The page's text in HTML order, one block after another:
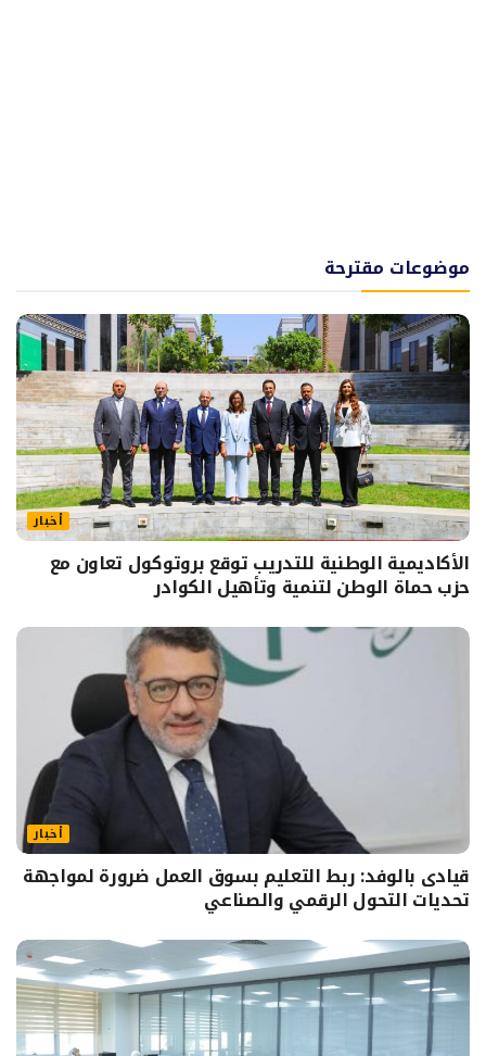
موضوعات مقترحة
أخبار
الأكاديمية الوطنية للتدريب توقع بروتوكول تعاون مع
حزب حماة الوطن لتنمية وتأهيل الكوادر
أخبار
قيادى بالوفد: ربط التعليم بسوق العمل ضرورة لمواجهة
تحديات التحول الرقمي والصناعي